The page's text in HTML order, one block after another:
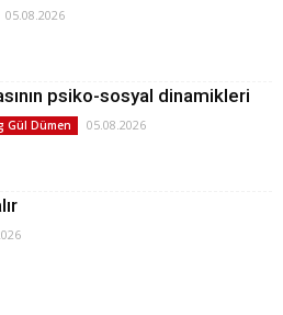
05.08.2026
psiko-sosyal dinamikleri
Gül Dümen 05.08.2026